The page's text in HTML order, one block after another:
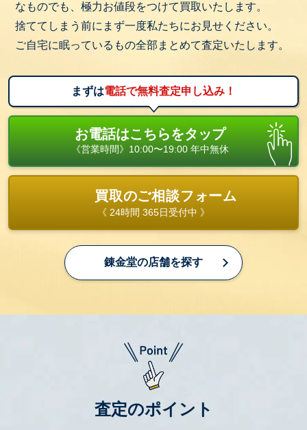
なものでも、極力お値段をつけて買取いたします。
捨ててしまう前にまず一度私たちにお見せください。
ご自宅に眠っているもの全部まとめて査定いたします。
まずは電話で無料査定申し込み！
お電話はこちらをタップ
《営業時間》10:00〜19:00 年中無休
買取のご相談フォーム
《 24時間 365日受付中 》
錬金堂の店舗を探す
査定のポイント